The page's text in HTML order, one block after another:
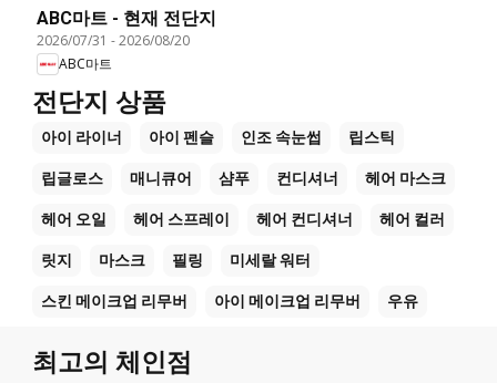
ABC마트 - 현재 전단지
2026/07/31 -2026/08/20
ABC마트
전단지 상품
아이 라이너 아이 펜슬 인조 속눈썹 립스틱
립글로스 매니큐어 샴푸 컨디셔너 헤어 마스크
헤어 오일 헤어 스프레이 헤어 컨디셔너 헤어 컬러
릿지 마스크 필링 미세랄 워터
스킨 메이크업 리무버 아이 메이크업 리무버 우유
최고의 체인점